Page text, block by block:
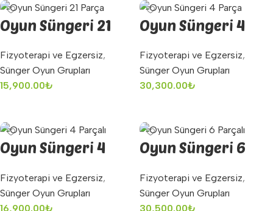
Oyun Süngeri 21
Fizyoterapi ve Egzersiz,
Sünger Oyun Grupları
15,900.00₺
Oyun Süngeri 4
Fizyoterapi ve Egzersiz,
Sünger Oyun Grupları
30,300.00₺
Oyun Süngeri 4
Fizyoterapi ve Egzersiz,
Sünger Oyun Grupları
16,900.00₺
Oyun Süngeri 6
Fizyoterapi ve Egzersiz,
Sünger Oyun Grupları
30,500.00₺